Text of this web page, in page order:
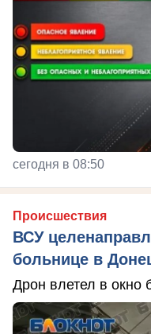
сегодня в 08:50
Происшествия
ВСУ
больнице в
Дрон влетел в окно